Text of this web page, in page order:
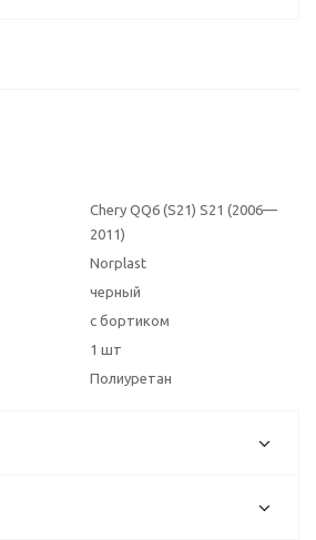
Chery QQ6 (S21) S21 (2006—
2011)
Norplast
черный
с бортиком
1 шт
Полиуретан